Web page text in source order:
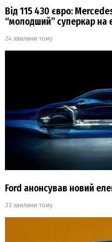
Від 115 430 євро:
“молодший” суперкар на
24 хвилини тому
Ford анонсував новий
33 хвилини тому